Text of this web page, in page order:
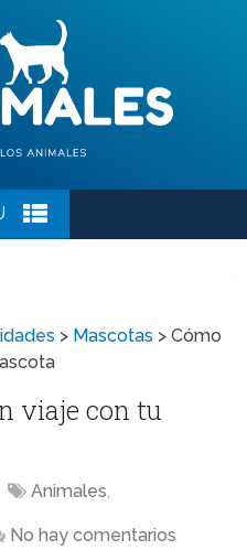
> Mascotas >Cómo
viaje con tu
Animales,
No hay comentarios